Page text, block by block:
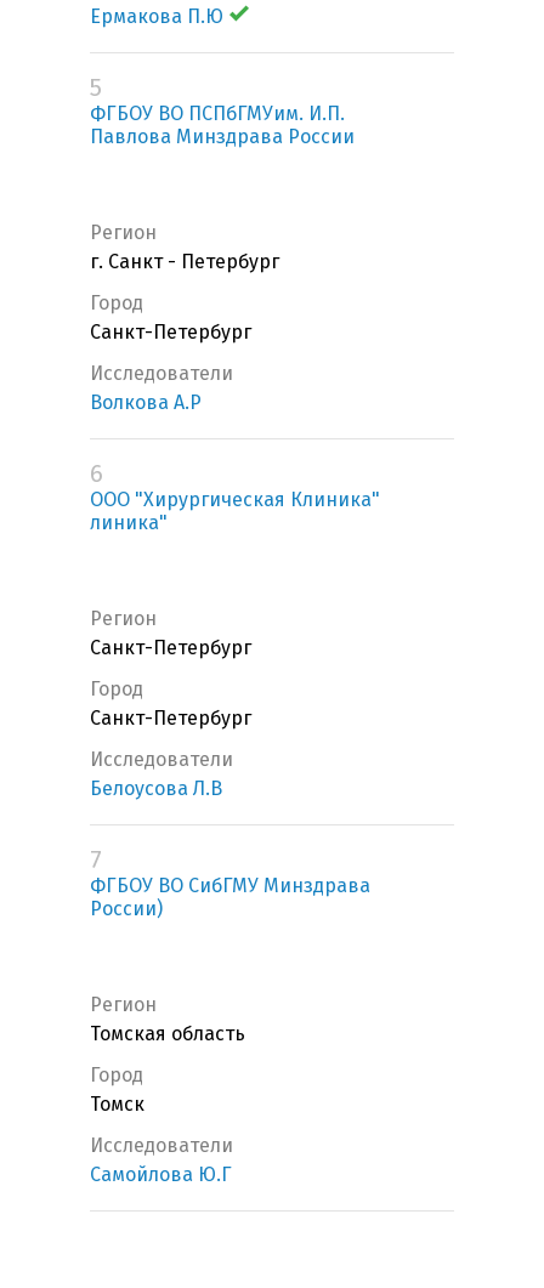
Ермакова П.Ю
5
ФГБОУ ВО ПСПбГМУим. И.П.
Павлова Минздрава России
Регион
г. Санкт - Петербург
Город
Санкт-Петербург
Исследователи
Волкова А.Р
6
ООО "Хирургическая Клиника"
линика"
Регион
Санкт-Петербург
Город
Санкт-Петербург
Исследователи
Белоусова Л.В
7
ФГБОУ ВО СибГМУ Минздрава
России)
Регион
Томская область
Город
Томск
Исследователи
Самойлова Ю.Г